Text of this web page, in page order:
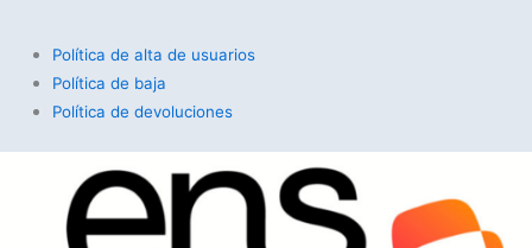
Política de alta de usuarios
Política de baja
Política de devoluciones